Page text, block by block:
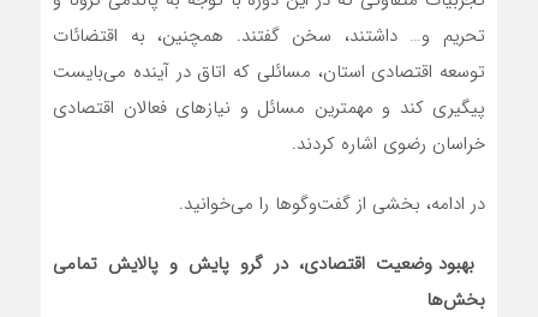
تحریم و… داشتند، سخن گفتند. همچنین، به اقتضائات
توسعه اقتصادی استان، مسائلی که اتاق در آینده می‌بایست
پیگیری کند و مهمترین مسائل و نیازهای فعالان اقتصادی
خراسان رضوی اشاره کردند.
در ادامه، بخشی از گفت‌وگوها را می‌خوانید.
بهبود وضعیت اقتصادی، در گرو پایش و پالایش تمامی
بخش‌ها